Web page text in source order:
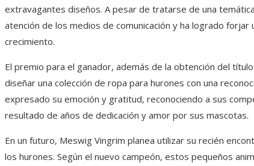
extravagantes diseños. A pesar de tratarse de una
atención de los medios de comunicación y ha logrado
crecimiento.
El premio para el ganador, además de la obtención del
diseñar una colección de ropa para hurones con una
expresado su emoción y gratitud, reconociendo a sus
resultado de años de dedicación y amor por sus mascotas.
En un futuro, Meswig Vingrim planea utilizar su recién
los hurones. Según el nuevo campeón, estos pequeños